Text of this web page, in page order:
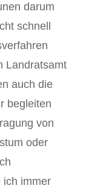
darum
schnell
Landratsamt
auch die
begleiten
von
oder
ich immer